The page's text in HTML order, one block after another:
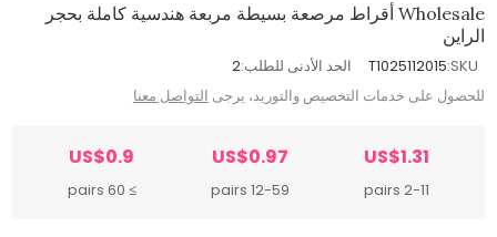
Wholesale أقراط مرصعة بسيطة مربعة هندسية كاملة بحجر
الراين
SKU:
T1025112015 الحد الأدنى للطلب:2
للحصول على خدمات التخصيص والتوريد، يرجى التواصل معنا
US$1.31
2-11 pairs
US$0.97
12-59 pairs
US$0.9
≥ 60 pairs